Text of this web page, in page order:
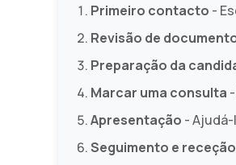
Primeiro contacto -
Revisão de
Preparação da
Marcar uma consulta
Apresentação -
Seguimento e receção